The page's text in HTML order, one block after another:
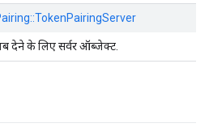
TokenPairingServer
देने के लिए सर्वर ऑब्जेक्ट.